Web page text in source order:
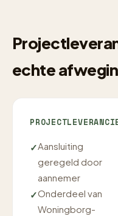
echte
Aansluiting
geregeld door
aannemer
Onderdeel van
Woningborg-